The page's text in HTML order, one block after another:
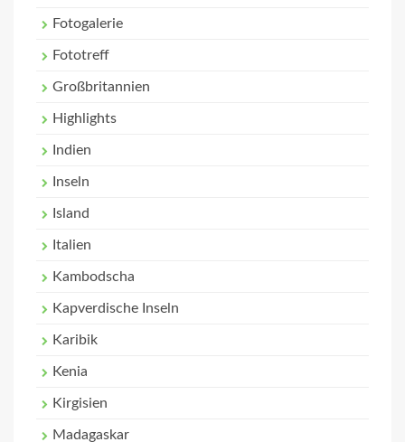
Fotogalerie
Fototreff
Großbritannien
Highlights
Indien
Inseln
Island
Italien
Kambodscha
Kapverdische Inseln
Karibik
Kenia
Kirgisien
Madagaskar